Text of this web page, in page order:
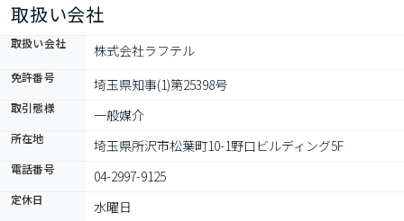
い♪
取扱い会社
取扱い会社 株式会社ラフテル
免許番号 埼玉県知事(1)第25398号
取引態様 一般媒介
所在地 埼玉県所沢市松葉町10-1野口ビルディング5F
電話番号 04-2997-9125
定休日 水曜日